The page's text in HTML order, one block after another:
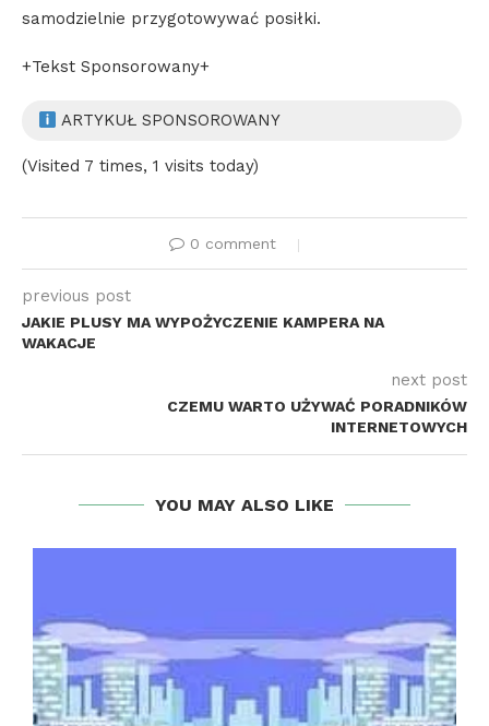
samodzielnie przygotowywać posiłki.
+Tekst Sponsorowany+
ARTYKUŁ SPONSOROWANY
(Visited 7 times, 1 visits today)
0 comment
previous post
JAKIE PLUSY MA WYPOŻYCZENIE KAMPERA NA
WAKACJE
next post
CZEMU WARTO UŻYWAĆ PORADNIKÓW
INTERNETOWYCH
YOU MAY ALSO LIKE